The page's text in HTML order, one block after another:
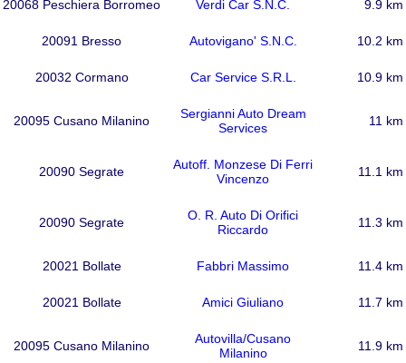
20068 Peschiera Borromeo Verdi Car S.N.C. 9.9 km
20091 Bresso Autovigano' S.N.C. 10.2 km
20032 Cormano Car Service S.R.L. 10.9 km
20095 Cusano Milanino
Sergianni Auto Dream
Services
11 km
20090 Segrate
Autoff. Monzese Di Ferri
Vincenzo
11.1 km
20090 Segrate
O. R. Auto Di Orifici
Riccardo
11.3 km
20021 Bollate Fabbri Massimo 11.4 km
20021 Bollate Amici Giuliano 11.7 km
20095 Cusano Milanino
Autovilla/Cusano
Milanino
11.9 km